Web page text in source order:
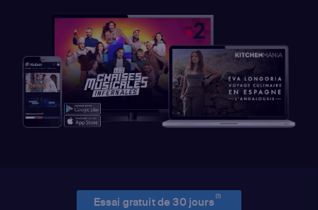
Essai gratuit de 30 jours(1)